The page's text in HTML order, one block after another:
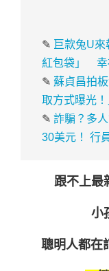
✎ 巨款兔U來
紅包袋」 幸
✎蘇貞昌拍
取方式曝光
✎詐騙？多
30美元！ 行
跟不上最
小
聰明人都在